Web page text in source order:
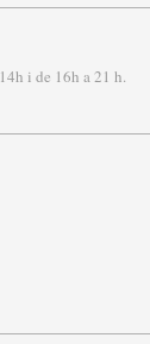
i de 16h a 21 h.